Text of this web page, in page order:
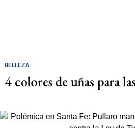
BELLEZA
4 colores de uñas para